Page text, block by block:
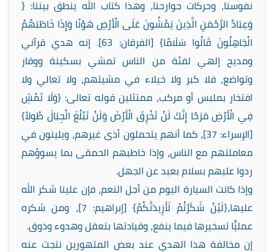
نفوسنا، وحركات جوارحنا، وهذا كتاب الله ينطق بيننا: {
وَعِبَادُ الرَّحْمَنِ الَّذِينَ يَمْشُونَ عَلَى الْأَرْضِ هَوْنًا وَإِذَا خَاطَبَهُمُ
الْجَاهِلُونَ قَالُوا سَلَامًا} [الفرقان: 63]. إنه هدي قرآني
ومديح إلهي لفئة من الناس تمشي بسكينة ووقار
وتواضع، فلا كبر ولا خيلاء في مشيتهم، ولا تعالي ولا
افتخار بملبس أو مركب، ممتثلين قوله تعالى: {وَلَا تَمْشِ
فِي الْأَرْضِ مَرَحًا إِنَّكَ لَنْ تَخْرِقَ الْأَرْضَ وَلَنْ تَبْلُغَ الْجِبَالَ طُولاً}
[الإسراء: 37]، كما أنهم يتحملون أذى غيرهم، ويلينون في
معاملتهم مع الناس، وإذا خاطبهم الحمقى بما يسوؤهم
ردوا عليهم بسلام بعيد عن الجهل.
وإذا كانت السيارة اليوم من أجل النعم، فإن علينا شكر الله
عليها،{لَئِنْ شَكَرْتُمْ لَأَزِيدَنَّكُمْ} [إبراهيم: 7]، ومن شكره
عمليًّا تسخيرها فيما ينفع، وقيادتها بتعقل وهدوء وذوق.
إن مخالفة هذا الهدي عند بعض المتهورين نتجت عنه